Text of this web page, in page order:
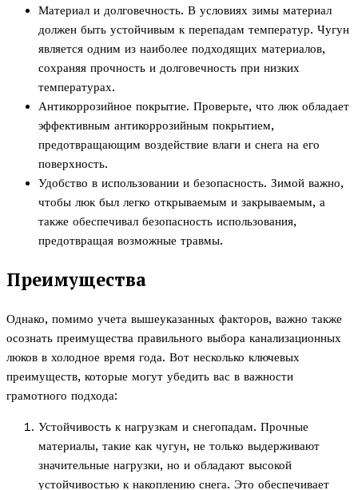
Материал и долговечность. В условиях зимы материал
должен быть устойчивым к перепадам температур. Чугун
является одним из наиболее подходящих материалов,
сохраняя прочность и долговечность при низких
температурах.
Антикоррозийное покрытие. Проверьте, что люк обладает
эффективным антикоррозийным покрытием,
предотвращающим воздействие влаги и снега на его
поверхность.
Удобство в использовании и безопасность. Зимой важно,
чтобы люк был легко открываемым и закрываемым, а
также обеспечивал безопасность использования,
предотвращая возможные травмы.
Преимущества
Однако, помимо учета вышеуказанных факторов, важно также
осознать преимущества правильного выбора канализационных
люков в холодное время года. Вот несколько ключевых
преимуществ, которые могут убедить вас в важности
грамотного подхода:
Устойчивость к нагрузкам и снегопадам. Прочные
материалы, такие как чугун, не только выдерживают
значительные нагрузки, но и обладают высокой
устойчивостью к накоплению снега. Это обеспечивает